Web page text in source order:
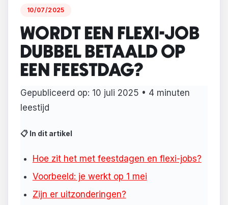
10/07/2025
WORDT EEN FLEXI-JOB
DUBBEL BETAALD OP
EEN FEESTDAG?
Gepubliceerd op: 10 juli 2025 • 4 minuten
leestijd
📋 In dit artikel
Hoe zit het met feestdagen en flexi-jobs?
Voorbeeld: je werkt op 1 mei
Zijn er uitzonderingen?